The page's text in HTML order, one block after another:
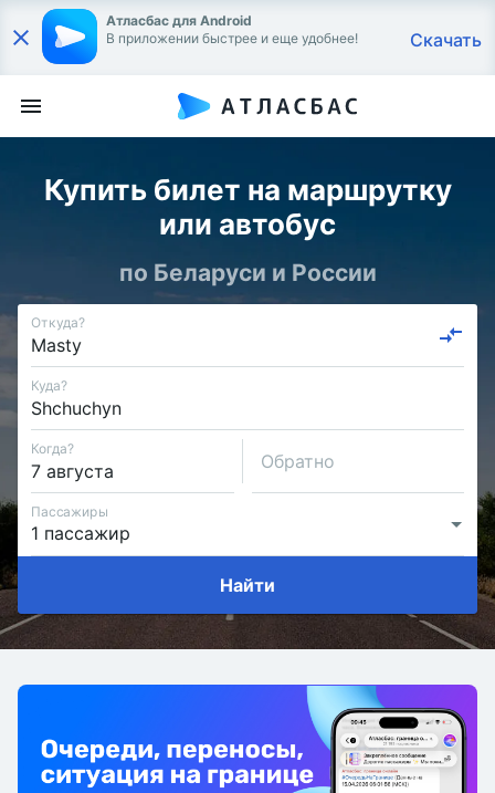
Атласбас для Android
В приложении быстрее и еще удобнее!
Скачать
Купить билет на маршрутку
или автобус
по Беларуси и России
Откуда?
Куда?
Когда?
Обратно
Пассажиры
Найти